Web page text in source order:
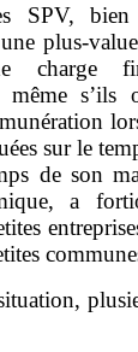
SPV,
charge
même s’ils
sur le
de son
a